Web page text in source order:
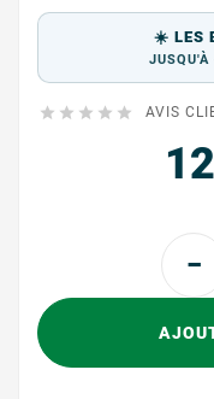
☀️ LES
     AVIS